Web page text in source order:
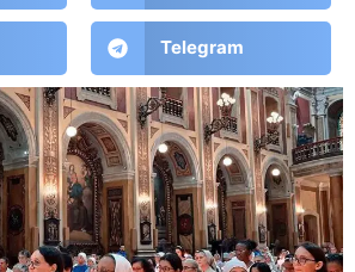
Telegram